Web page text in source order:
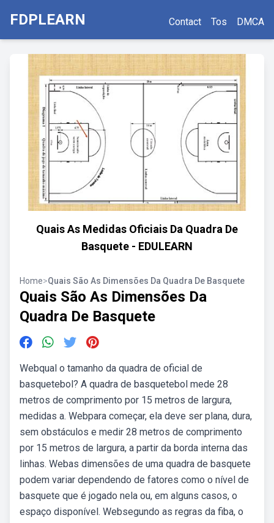
FDPLEARN Contact Tos DMCA
Quais As Medidas Oficiais Da Quadra De
Basquete - EDULEARN
Home>Quais São As Dimensões Da Quadra De Basquete
Quais São As Dimensões Da
Quadra De Basquete
Webqual o tamanho da quadra de oficial de
basquetebol? A quadra de basquetebol mede 28
metros de comprimento por 15 metros de largura,
medidas a. Webpara começar, ela deve ser plana, dura,
sem obstáculos e medir 28 metros de comprimento
por 15 metros de largura, a partir da borda interna das
linhas. Webas dimensões de uma quadra de basquete
podem variar dependendo de fatores como o nível de
basquete que é jogado nela ou, em alguns casos, o
espaço disponível. Websegundo as regras da fiba, o